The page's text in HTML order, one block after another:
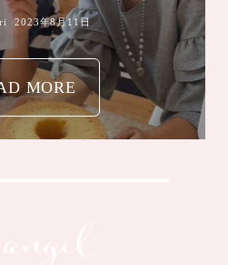
2023年8月11日
MORE